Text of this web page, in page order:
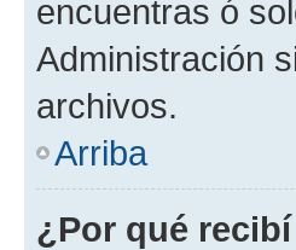
encuentras ó
Administración
archivos.
Arriba
¿Por qué